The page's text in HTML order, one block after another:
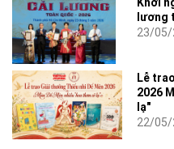
lương
23/05/
Lễ
2026
lạ"
22/05/